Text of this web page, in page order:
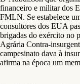
financeiro e militar dos
FMLN. Se estabelece
consultores dos EUA
brigadas do exército no
Agrária Contra-
campesinato dava à
afirma na época um